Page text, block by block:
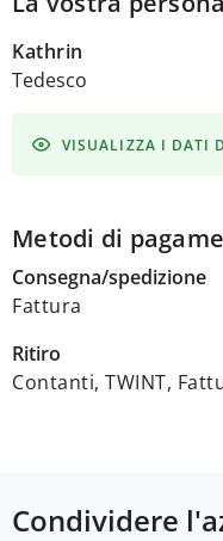
Kathrin
Tedesco
VISUALIZZA I DATI
Metodi di
Consegna/spedizione
Fattura
Ritiro
Contanti, TWINT,
Condividere